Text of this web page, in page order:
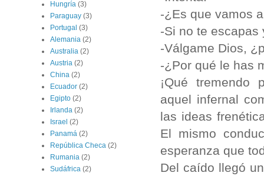
-¿Es que vamos
-Si no te escapas
-Válgame Dios,
-¿Por qué le has
¡Qué tremendo
aquel infernal
las ideas
El mismo
esperanza que
Del caído llegó
Hungría (3)
Paraguay (3)
Portugal (3)
Alemania (2)
Australia (2)
Austria (2)
China (2)
Ecuador (2)
Egipto (2)
Irlanda (2)
Israel (2)
Panamá (2)
República Checa (2)
Rumania (2)
Sudáfrica (2)